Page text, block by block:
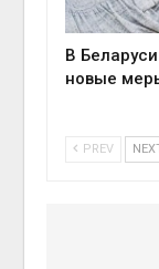
В
новые
PREV